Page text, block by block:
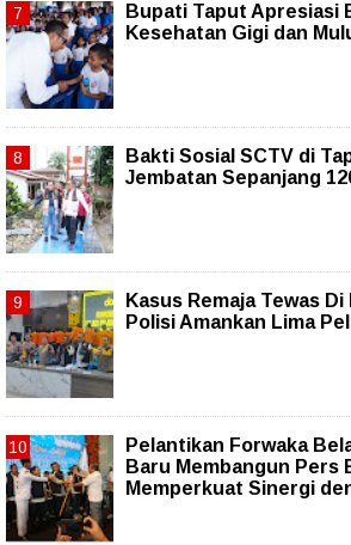
Bupati Taput Apresiasi
Kesehatan Gigi dan
Bakti Sosial SCTV di
Jembatan Sepanjang
Kasus Remaja Tewas
Polisi Amankan Lima
Pelantikan Forwaka
Baru Membangun
Memperkuat Sinergi